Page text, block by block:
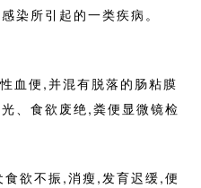
染所引起的一类疾病。
血便,并混有脱落的肠粘膜
、食欲废绝,粪便显微镜检
欲不振,消瘦,发育迟缓,便